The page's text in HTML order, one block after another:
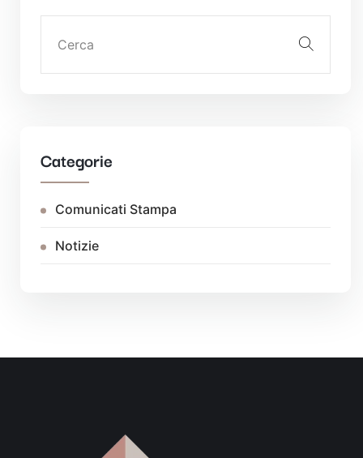
Categorie
Comunicati Stampa
Notizie